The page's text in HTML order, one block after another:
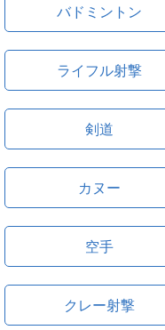
バドミントン
ライフル射撃
剣道
カヌー
空手
クレー射撃